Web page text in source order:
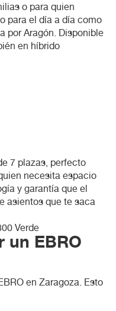
o para quien
para el día a día como
por Aragón. Disponible
en híbrido
7 plazas, perfecto
necesita espacio
y garantía que el
asientos que te saca
Verde
en Zaragoza. Esto